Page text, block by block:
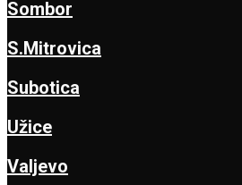
Sombor
S.Mitrovica
Subotica
Užice
Valjevo